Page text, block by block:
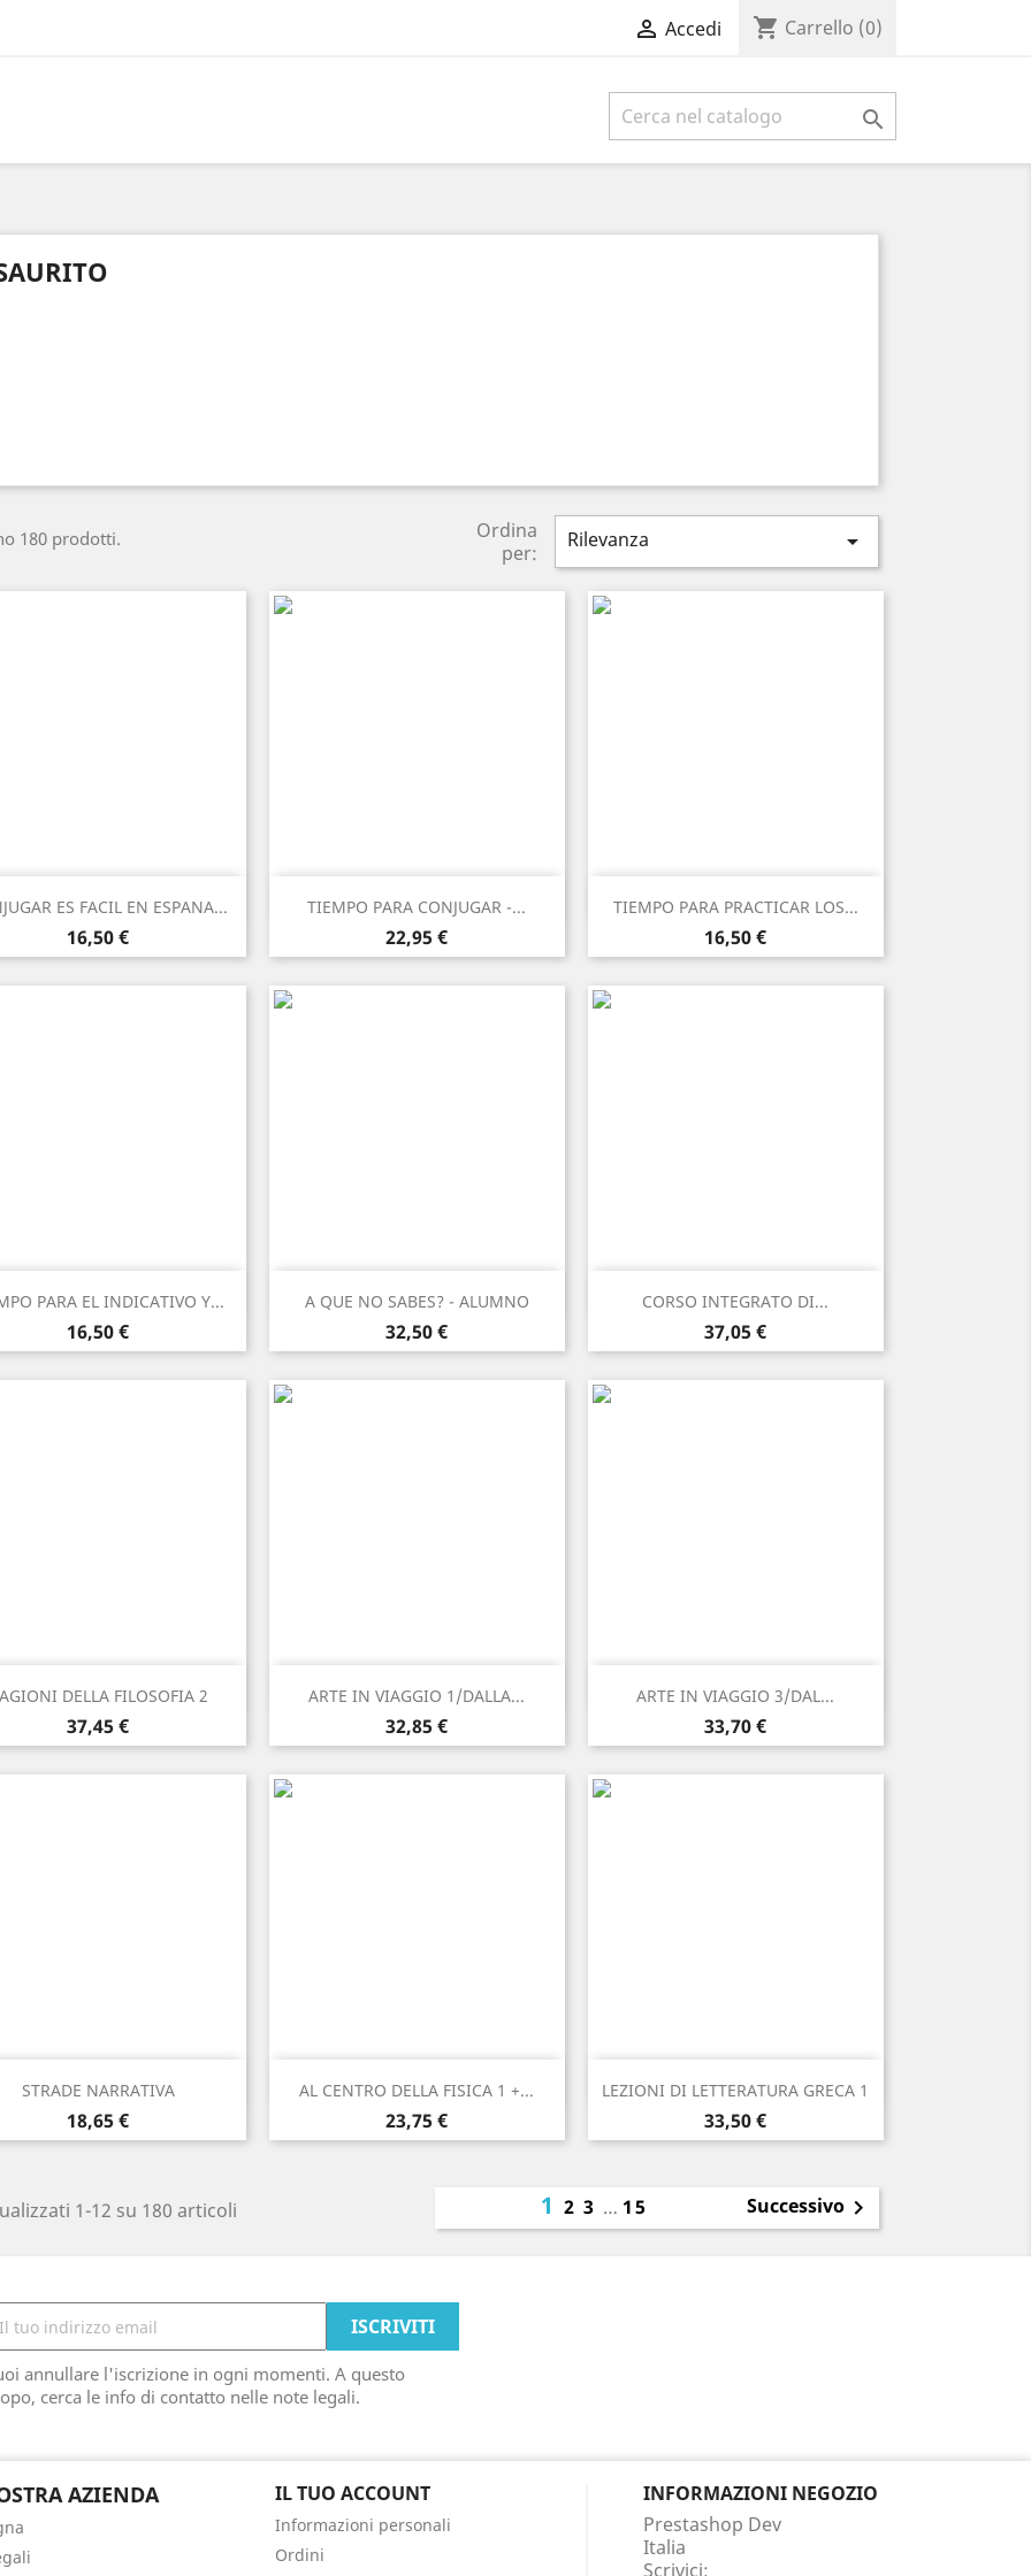
 Accedi shopping_cart Carrello (0)

180 prodotti.
Ordina
per:
Rilevanza 
ES FACIL EN ESPANA...
Prezzo
16,50 €
Anteprima TIEMPO PARA CONJUGAR -...
Prezzo
22,95 €
Anteprima TIEMPO PARA PRACTICAR LOS...
Prezzo
16,50 €
Anteprima
PARA EL INDICATIVO Y...
Prezzo
16,50 €
Anteprima A QUE NO SABES? - ALUMNO
Prezzo
32,50 €
 Anteprima CORSO INTEGRATO DI...
Prezzo
37,05 €
 Anteprima
DELLA FILOSOFIA 2
Prezzo
37,45 €
 Anteprima ARTE IN VIAGGIO 1/DALLA...
Prezzo
32,85 €
Anteprima ARTE IN VIAGGIO 3/DAL...
Prezzo
33,70 €
 Anteprima
STRADE NARRATIVA
Prezzo
18,65 €
Anteprima AL CENTRO DELLA FISICA 1 +...
Prezzo
23,75 €
Anteprima LEZIONI DI LETTERATURA GRECA 1
Prezzo
33,50 €
 Anteprima
1-12 su 180 articoli 1 2 3 … 15 Successivo
annullare l'iscrizione in ogni momenti. A questo
cerca le info di contatto nelle note legali.
AZIENDA IL TUO ACCOUNT
Informazioni personali
Ordini
INFORMAZIONI NEGOZIO
Prestashop Dev
Italia
Scrivici: